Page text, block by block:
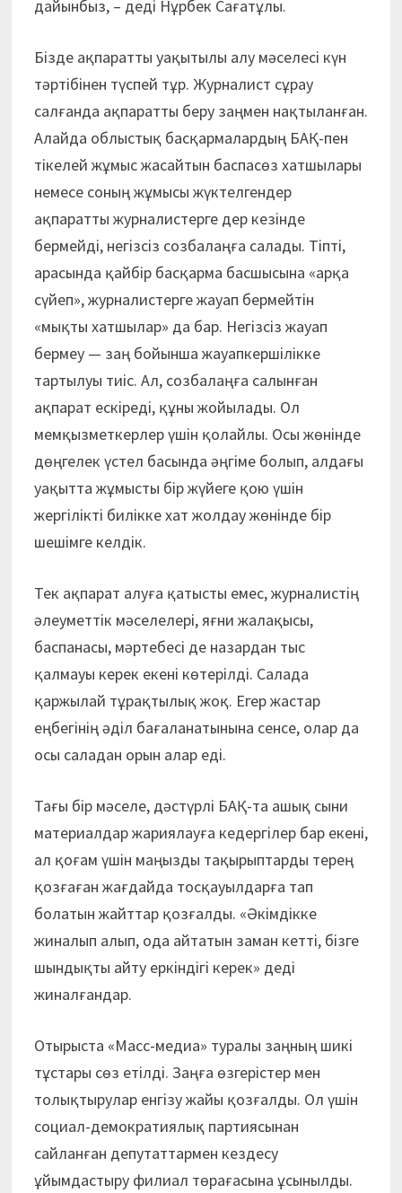
дайынбыз, – деді Нұрбек Сағатұлы.
Бізде ақпаратты уақытылы алу мәселесі күн
тәртібінен түспей тұр. Журналист сұрау
салғанда ақпаратты беру заңмен нақтыланған.
Алайда облыстық басқармалардың БАҚ-пен
тікелей жұмыс жасайтын баспасөз хатшылары
немесе соның жұмысы жүктелгендер
ақпаратты журналистерге дер кезінде
бермейді, негізсіз созбалаңға салады. Тіпті,
арасында қайбір басқарма басшысына «арқа
сүйеп», журналистерге жауап бермейтін
«мықты хатшылар» да бар. Негізсіз жауап
бермеу — заң бойынша жауапкершілікке
тартылуы тиіс. Ал, созбалаңға салынған
ақпарат ескіреді, құны жойылады. Ол
мемқызметкерлер үшін қолайлы. Осы жөнінде
дөңгелек үстел басында әңгіме болып, алдағы
уақытта жұмысты бір жүйеге қою үшін
жергілікті билікке хат жолдау жөнінде бір
шешімге келдік.
Тек ақпарат алуға қатысты емес, журналистің
әлеуметтік мәселелері, яғни жалақысы,
баспанасы, мәртебесі де назардан тыс
қалмауы керек екені көтерілді. Салада
қаржылай тұрақтылық жоқ. Егер жастар
еңбегінің әділ бағаланатынына сенсе, олар да
осы саладан орын алар еді.
Тағы бір мәселе, дәстүрлі БАҚ-та ашық сыни
материалдар жариялауға кедергілер бар екені,
ал қоғам үшін маңызды тақырыптарды терең
қозғаған жағдайда тосқауылдарға тап
болатын жайттар қозғалды. «Әкімдікке
жиналып алып, ода айтатын заман кетті, бізге
шындықты айту еркіндігі керек» деді
жиналғандар.
Отырыста «Масс-медиа» туралы заңның шикі
тұстары сөз етілді. Заңға өзгерістер мен
толықтырулар енгізу жайы қозғалды. Ол үшін
социал-демократиялық партиясынан
сайланған депутаттармен кездесу
ұйымдастыру филиал төрағасына ұсынылды.